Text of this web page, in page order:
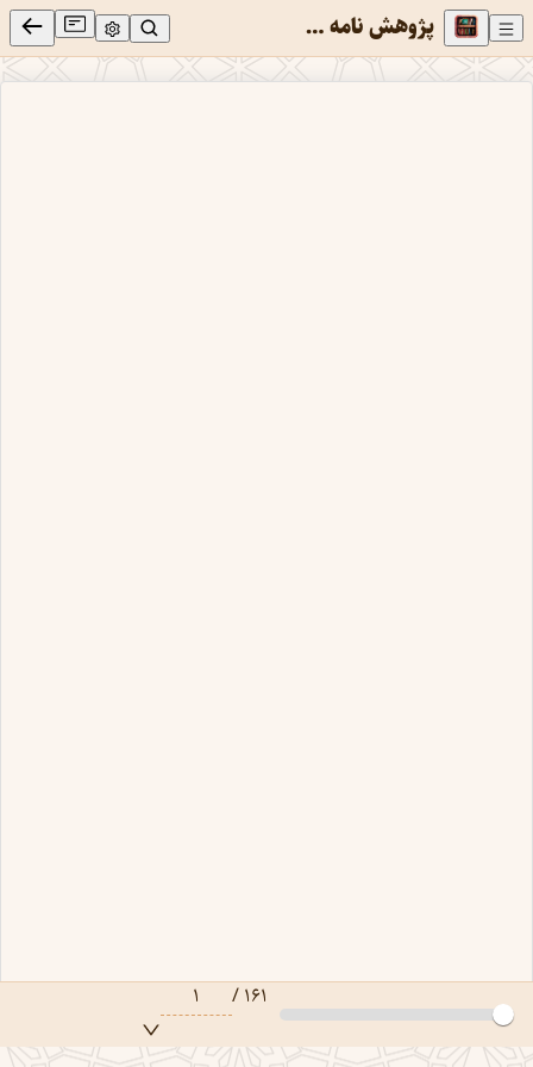
پژوهش نامه معارف حسینی 10 : نخستین فصلنامه تخصصی امام حسین علیه السلام
صفحه ۱۱۶۱ / ۱